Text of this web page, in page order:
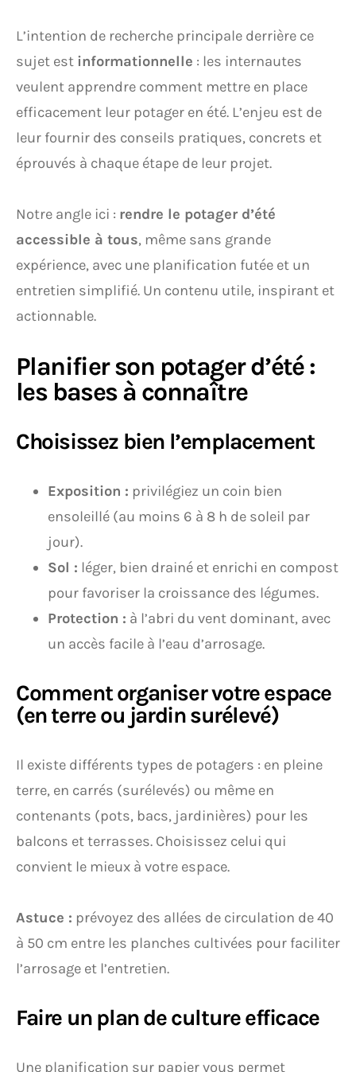
L’intention de recherche principale derrière ce
sujet est informationnelle : les internautes
veulent apprendre comment mettre en place
efficacement leur potager en été. L’enjeu est de
leur fournir des conseils pratiques, concrets et
éprouvés à chaque étape de leur projet.
Notre angle ici : rendre le potager d’été
accessible à tous, même sans grande
expérience, avec une planification futée et un
entretien simplifié. Un contenu utile, inspirant et
actionnable.
Planifier son potager d’été :
les bases à connaître
Choisissez bien l’emplacement
Exposition : privilégiez un coin bien
ensoleillé (au moins 6 à 8 h de soleil par
jour).
Sol : léger, bien drainé et enrichi en compost
pour favoriser la croissance des légumes.
Protection : à l’abri du vent dominant, avec
un accès facile à l’eau d’arrosage.
Comment organiser votre espace
(en terre ou jardin surélevé)
Il existe différents types de potagers : en pleine
terre, en carrés (surélevés) ou même en
contenants (pots, bacs, jardinières) pour les
balcons et terrasses. Choisissez celui qui
convient le mieux à votre espace.
Astuce : prévoyez des allées de circulation de 40
à 50 cm entre les planches cultivées pour faciliter
l’arrosage et l’entretien.
Faire un plan de culture efficace
Une planification sur papier vous permet